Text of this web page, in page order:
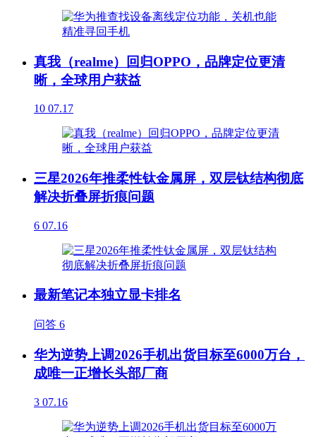
真我（realme）回归OPPO，品牌定位更清
晰，全球用户获益
10 07.17
三星2026年推柔性钛金属屏，双层钛结构彻底
解决折叠屏折痕问题
6 07.16
最新笔记本独立显卡排名
问答 6
华为逆势上调2026手机出货目标至6000万台，
成唯一正增长头部厂商
3 07.16